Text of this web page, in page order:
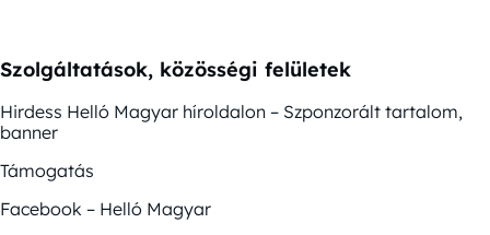
Szolgáltatások, közösségi felületek
Hirdess Helló Magyar híroldalon – Szponzorált tartalom,
banner
Támogatás
Facebook – Helló Magyar